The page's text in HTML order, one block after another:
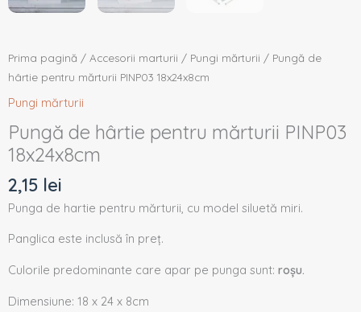
Prima pagină / Accesorii marturii / Pungi mărturii / Pungă de
hârtie pentru mărturii PINP03 18x24x8cm
Pungi mărturii
Pungă de hârtie pentru mărturii PINP03
18x24x8cm
2,15 lei
Punga de hartie pentru mărturii, cu model siluetă miri.
Panglica este inclusă în preț.
Culorile predominante care apar pe punga sunt: roșu.
Dimensiune: 18 x 24 x 8cm